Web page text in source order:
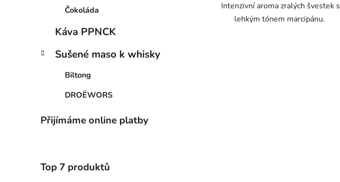
Čokoláda
Káva PPNCK
Sušené maso k whisky
Biltong
DROËWORS
Přijímáme online platby
Top 7 produktů
Intenzivní aroma zralých švestek s
lehkým tónem marcipánu.